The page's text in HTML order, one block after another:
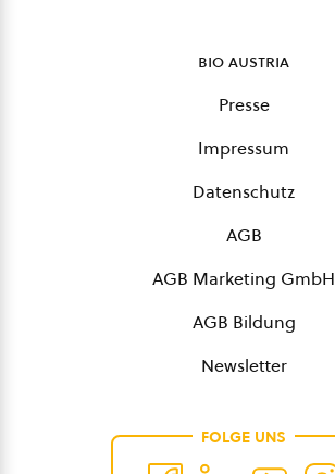
bio austria
Presse
Impressum
Datenschutz
AGB
AGB Marketing GmbH
AGB Bildung
Newsletter
FOLGE UNS